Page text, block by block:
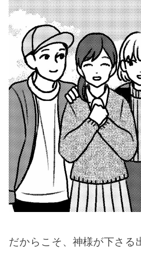
だからこそ、神様が下さる